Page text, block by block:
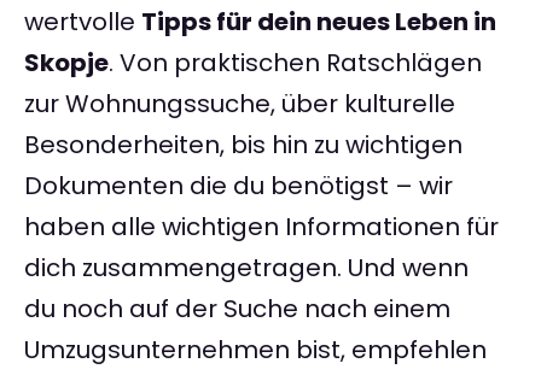
wertvolle Tipps für dein neues Leben in
Skopje. Von praktischen Ratschlägen
zur Wohnungssuche, über kulturelle
Besonderheiten, bis hin zu wichtigen
Dokumenten die du benötigst – wir
haben alle wichtigen Informationen für
dich zusammengetragen. Und wenn
du noch auf der Suche nach einem
Umzugsunternehmen bist, empfehlen